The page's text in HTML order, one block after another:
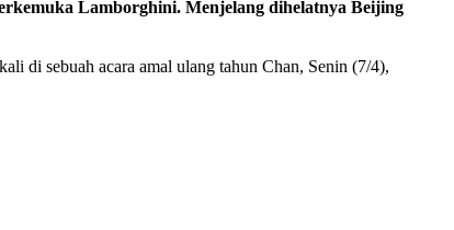
Lamborghini. Menjelang dihelatnya Beijing
di sebuah acara amal ulang tahun Chan, Senin (7/4),